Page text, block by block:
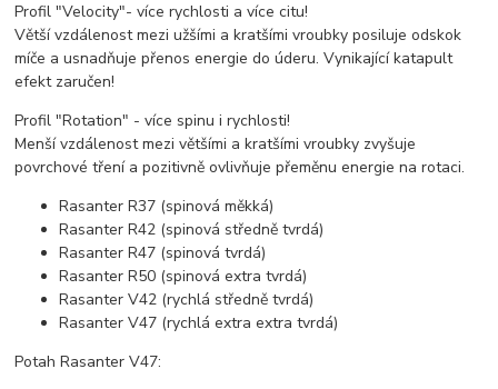
Profil "Velocity"- více rychlosti a více citu!
Větší vzdálenost mezi užšími a kratšími vroubky posiluje odskok
míče a usnadňuje přenos energie do úderu. Vynikající katapult
efekt zaručen!
Profil "Rotation" - více spinu i rychlosti!
Menší vzdálenost mezi většími a kratšími vroubky zvyšuje
povrchové tření a pozitivně ovlivňuje přeměnu energie na rotaci.
Rasanter R37 (spinová měkká)
Rasanter R42 (spinová středně tvrdá)
Rasanter R47 (spinová tvrdá)
Rasanter R50 (spinová extra tvrdá)
Rasanter V42 (rychlá středně tvrdá)
Rasanter V47 (rychlá extra extra tvrdá)
Potah Rasanter V47: